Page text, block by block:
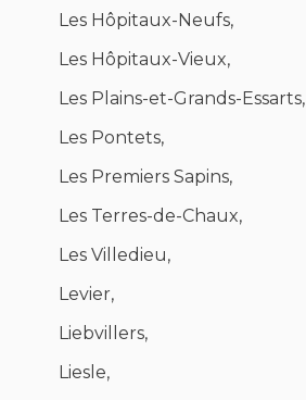
Les Hôpitaux-Neufs,
Les Hôpitaux-Vieux,
Les Plains-et-Grands-Essarts,
Les Pontets,
Les Premiers Sapins,
Les Terres-de-Chaux,
Les Villedieu,
Levier,
Liebvillers,
Liesle,